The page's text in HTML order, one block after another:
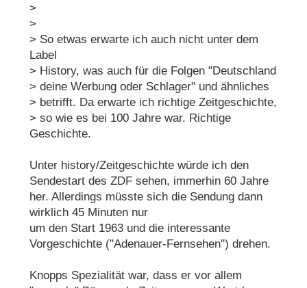
>
>
> So etwas erwarte ich auch nicht unter dem
Label
> History, was auch für die Folgen "Deutschland
> deine Werbung oder Schlager" und ähnliches
> betrifft. Da erwarte ich richtige Zeitgeschichte,
> so wie es bei 100 Jahre war. Richtige
Geschichte.
Unter history/Zeitgeschichte würde ich den
Sendestart des ZDF sehen, immerhin 60 Jahre
her. Allerdings müsste sich die Sendung dann
wirklich 45 Minuten nur
um den Start 1963 und die interessante
Vorgeschichte ("Adenauer-Fernsehen") drehen.
Knopps Spezialität war, dass er vor allem